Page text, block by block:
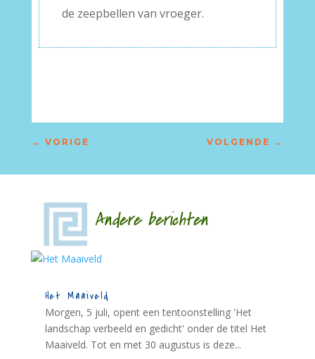
de zeepbellen van vroeger.
← VORIGE VOLGENDE →
Andere berichten
Het Maaiveld
Morgen, 5 juli, opent een tentoonstelling 'Het
landschap verbeeld en gedicht' onder de titel Het
Maaiveld. Tot en met 30 augustus is deze...